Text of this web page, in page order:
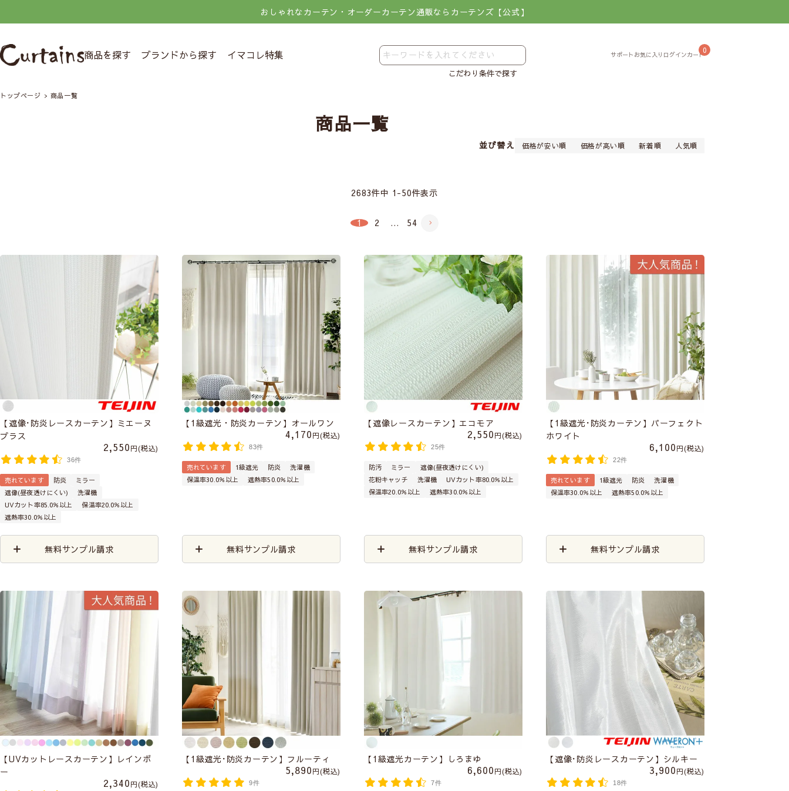
おしゃれなカーテン・オーダーカーテン通販ならカーテンズ【公式】
商品を探す ブランドから探す イマコレ特集
こだわり条件で探す
0
トップページ 商品一覧
商品一覧
並び替え 価格が安い順 価格が高い順 新着順 人気順
2683件中 1 -50件表示
1 2 … 54
【遮像･防炎レースカーテン】ミエーヌ
プラス
2,550 税込
36件
売れています 防炎
ミラー
遮像(昼夜透けにくい)
洗濯機
UVカット率85.0％以上
保温率20.0％以上
遮熱率30.0％以上
無料サンプル請求
【1級遮光・防炎カーテン】オールワン
4,170 税込
83件
売れています 1級遮光 防炎
洗濯機
保温率30.0％以上
遮熱率50.0％以上
無料サンプル請求
【遮像レースカーテン】エコモア
2,550 税込
25件
防汚 ミラー
遮像(昼夜透けにくい)
花粉キャッチ
洗濯機
UVカット率80.0％以上
保温率20.0％以上
遮熱率30.0％以上
無料サンプル請求
【1級遮光･防炎カーテン】パーフェクト
ホワイト
6,100 税込
22件
売れています 1級遮光 防炎
洗濯機
保温率30.0％以上
遮熱率50.0％以上
無料サンプル請求
【UVカットレースカーテン】レインボ
ー
2,340 税込
【1級遮光･防炎カーテン】フルーティ
5,890 税込
9件
【1級遮光カーテン】しろまゆ
6,600 税込
7件
【遮像･防炎レースカーテン】シルキー
3,900 税込
18件